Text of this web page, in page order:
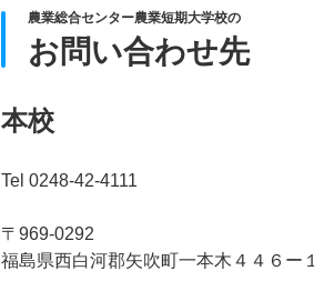
農業総合センター農業短期大学校の
お問い合わせ先
本校
Tel 0248-42-4111
〒969-0292
福島県西白河郡矢吹町一本木４４６ー１